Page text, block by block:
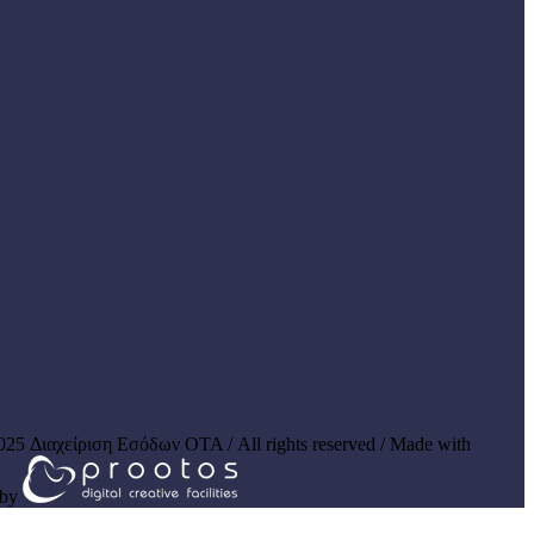
Διαχείριση Εσόδων ΟΤΑ / All rights reserved / Made with